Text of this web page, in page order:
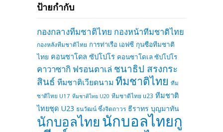
ป้ายกำกับ
กองกลางทีมชาติไทย กองหน้าทีมชาติไทย
กองหลังทีมชาติไทย การท่าเรือ เอฟซี กุนซือทีมชาติ
ไทย คอนซาโดล ซัปโปโร คอนซาโดเล ซัปโปโร
คาวาซากิ ฟรอนตาเล่ ชนาธิป สรงกระ
สินธ์ ทีมชาติเวียดนาม ทีมชาติไทย ทีม
ชาติไทย U17 ทีมชาติไทย U20 ทีมชาติไทย u23 ทีมชาติ
ไทยชุด U23 ธนวัฒน์ ซึ้งจิตถาวร ธีราทร บุญมาทัน
นักบอลไทยนักบอลไทยกู